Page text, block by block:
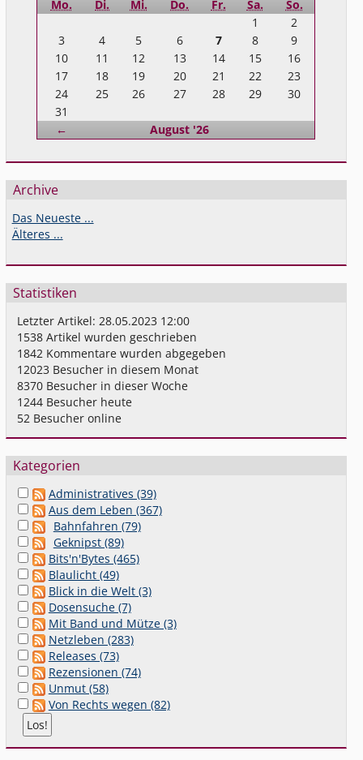
Mo. Di. Mi. Do. Fr. Sa. So.
← August '26
1
2
3
4 5 6 7 8
9
10
11 12 13 14 15
16
17
18 19 20 21 22
23
24
25 26 27 28 29
30
31
Archive
Das Neueste ...
Älteres ...
Statistiken
Letzter Artikel: 28.05.2023 12:00
1538 Artikel wurden geschrieben
1842 Kommentare wurden abgegeben
12023 Besucher in diesem Monat
8370 Besucher in dieser Woche
1244 Besucher heute
52 Besucher online
Kategorien
Administratives (39)
Aus dem Leben (367)
Bahnfahren (79)
Geknipst (89)
Bits'n'Bytes (465)
Blaulicht (49)
Blick in die Welt (3)
Dosensuche (7)
Mit Band und Mütze (3)
Netzleben (283)
Releases (73)
Rezensionen (74)
Unmut (58)
Von Rechts wegen (82)